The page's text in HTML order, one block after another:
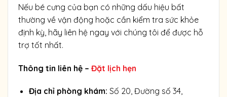
Nếu bé cưng của bạn có những dấu hiệu bất
thường về vận động hoặc cần kiểm tra sức khỏe
định kỳ, hãy liên hệ ngay với chúng tôi để được hỗ
trợ tốt nhất.
Thông tin liên hệ – Đặt lịch hẹn
Địa chỉ phòng khám: Số 20, Đường số 34,